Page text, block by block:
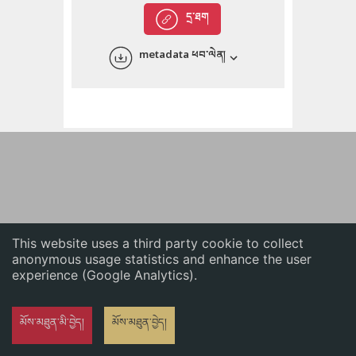
This website uses a third party cookie to collect
anonymous usage statistics and enhance the user
experience (Google Analytics).
མོས་མཐུན་མི་བྱེད། མོས་མཐུན་བྱེད།
English
དྲ་ཐག
metadata ཕབ་ལེན།